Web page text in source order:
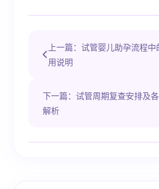
上一篇：试管婴儿助孕流程
用说明
下一篇：试管周期复查安排及
解析